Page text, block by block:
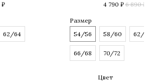
₽
62/64
4 790 ₽ 6 890 ₽
Размер
54/56
58/60 62/64
66/68 70/72
Цвет